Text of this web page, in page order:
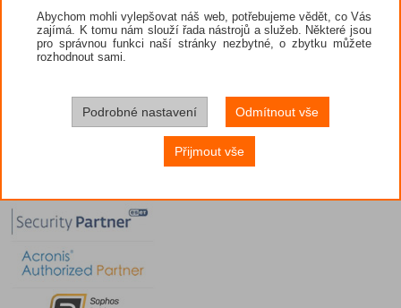
Abychom mohli vylepšovat náš web, potřebujeme vědět, co Vás
zajímá. K tomu nám slouží řada nástrojů a služeb. Některé jsou
pro správnou funkci naší stránky nezbytné, o zbytku můžete
rozhodnout sami.
Podrobné nastavení Odmítnout vše
Přijmout vše